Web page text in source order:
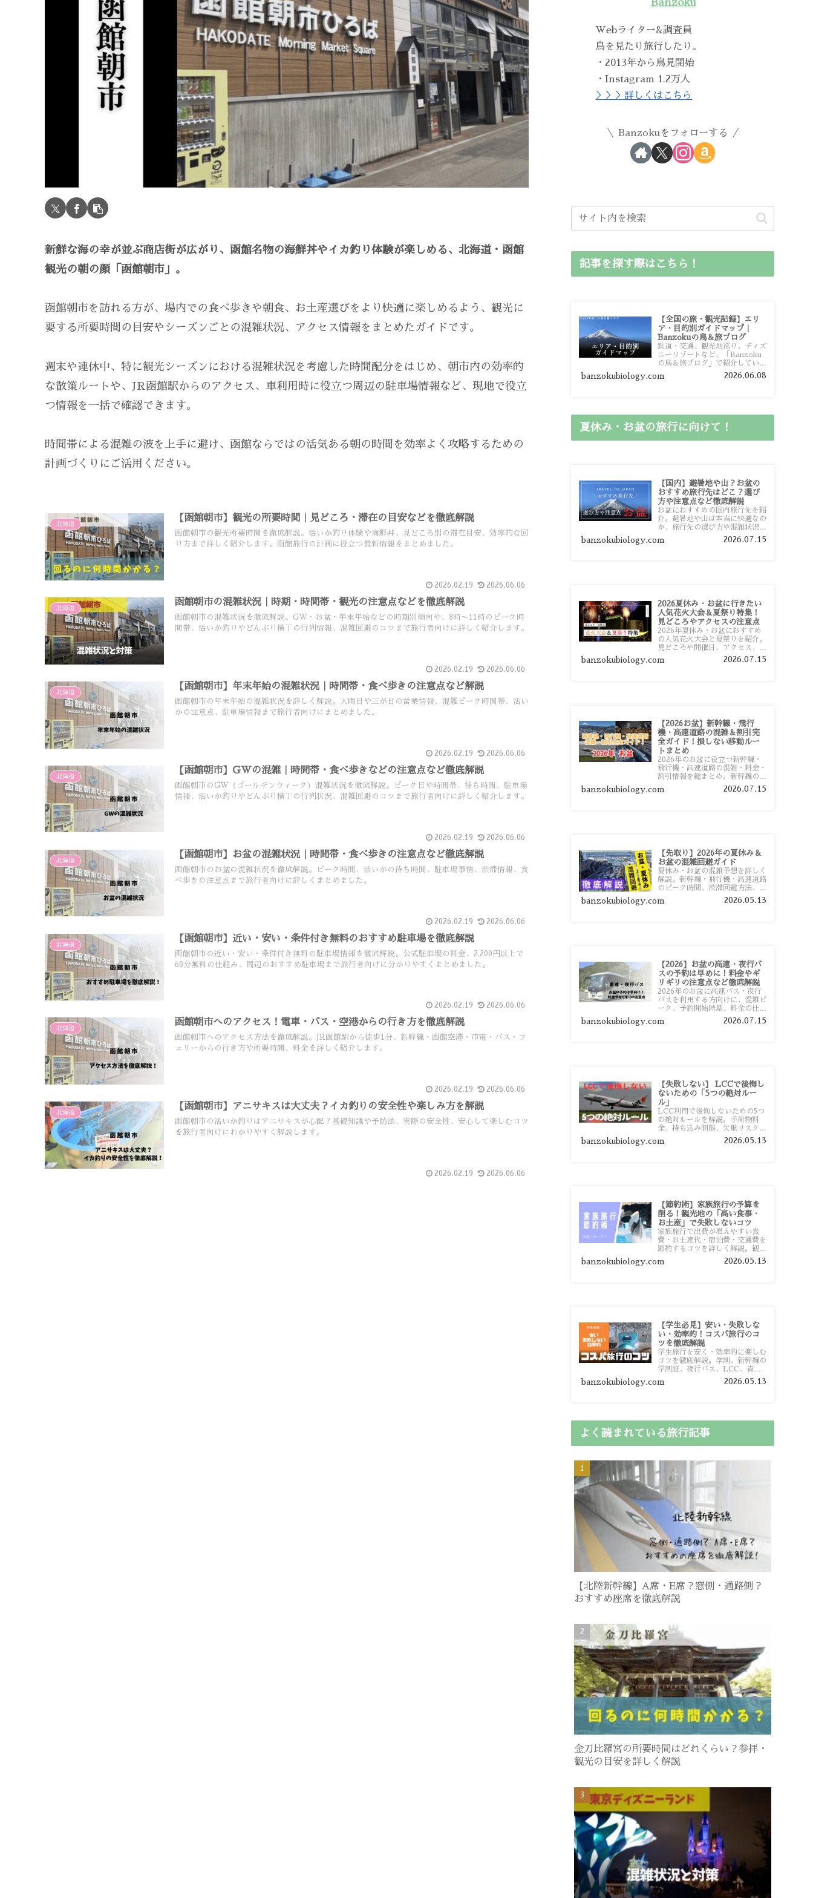
新鮮な海の幸が並ぶ商店街が広がり、函館名物の海鮮丼やイカ釣り体験が楽しめる、北海道・函館
観光の朝の顔「函館朝市」。
函館朝市を訪れる方が、場内での食べ歩きや朝食、お土産選びをより快適に楽しめるよう、観光に
要する所要時間の目安やシーズンごとの混雑状況、アクセス情報をまとめたガイドです。
週末や連休中、特に観光シーズンにおける混雑状況を考慮した時間配分をはじめ、朝市内の効率的
な散策ルートや、JR函館駅からのアクセス、車利用時に役立つ周辺の駐車場情報など、現地で役立
つ情報を一括で確認できます。
時間帯による混雑の波を上手に避け、函館ならではの活気ある朝の時間を効率よく攻略するための
計画づくりにご活用ください。
北海道
【函館朝市】観光の所要時間｜見どころ・滞在の目安などを徹底解説
函館朝市の観光所要時間を徹底解説。活いか釣り体験や海鮮丼、見どころ別の滞在目安、効率的な回
り方まで詳しく紹介します。函館旅行の計画に役立つ最新情報をまとめました。
2026.02.19 2026.06.06
北海道
函館朝市の混雑状況｜時期・時間帯・観光の注意点などを徹底解説
函館朝市の混雑状況を徹底解説。GW・お盆・年末年始などの時期別傾向や、8時〜11時のピーク時
間帯、活いか釣りやどんぶり横丁の行列情報、混雑回避のコツまで旅行者向けに詳しく紹介します。
2026.02.19 2026.06.06
北海道
【函館朝市】年末年始の混雑状況｜時間帯・食べ歩きの注意点など解説
函館朝市の年末年始の混雑状況を詳しく解説。大晦日や三が日の営業情報、混雑ピーク時間帯、活い
かの注意点、駐車場情報まで旅行者向けにまとめました。
2026.02.19 2026.06.06
北海道
【函館朝市】GWの混雑｜時間帯・食べ歩きなどの注意点など徹底解説
函館朝市のGW（ゴールデンウィーク）混雑状況を徹底解説。ピーク日や時間帯、待ち時間、駐車場
情報、活いか釣りやどんぶり横丁の行列状況、混雑回避のコツまで旅行者向けに詳しく紹介します。
2026.02.19 2026.06.06
北海道
【函館朝市】お盆の混雑状況｜時間帯・食べ歩きの注意点など徹底解説
函館朝市のお盆の混雑状況を徹底解説。ピーク時間、活いかの待ち時間、駐車場事情、渋滞情報、食
べ歩きの注意点まで旅行者向けに詳しくまとめました。
2026.02.19 2026.06.06
北海道
【函館朝市】近い・安い・条件付き無料のおすすめ駐車場を徹底解説
函館朝市の近い・安い・条件付き無料の駐車場情報を徹底解説。公式駐車場の料金、2,200円以上で
60分無料の仕組み、周辺のおすすめ駐車場まで旅行者向けに分かりやすくまとめました。
2026.02.19 2026.06.06
北海道
函館朝市へのアクセス！電車・バス・空港からの行き方を徹底解説
函館朝市へのアクセス方法を徹底解説。JR函館駅から徒歩1分、新幹線・函館空港・市電・バス・フ
ェリーからの行き方や所要時間、料金を詳しく紹介します。
2026.02.19 2026.06.06
北海道
【函館朝市】アニサキスは大丈夫？イカ釣りの安全性や楽しみ方を解説
函館朝市の活いか釣りはアニサキスが心配？基礎知識や予防法、実際の安全性、安心して楽しむコツ
を旅行者向けにわかりやすく解説します。
2026.02.19 2026.06.06
Banzoku
Webライター&調査員
鳥を見たり旅行したり。
・2013年から鳥見開始
・Instagram 1.2万人
＞＞＞詳しくはこちら
Banzokuをフォローする
記事を探す際はこちら！
【全国の旅・観光記録】エリ
ア・目的別ガイドマップ｜
Banzokuの鳥＆旅ブログ
鉄道・交通、観光地巡り、ディズ
ニーリゾートなど、「Banzoku
の鳥＆旅ブログ」で紹介している
全国の旅行・観光記録をエリアや
目的別に整理しました。あなたが
banzokubiology.com 2026.06.08
夏休み・お盆の旅行に向けて！
【国内】避暑地や山？お盆の
おすすめ旅行先はどこ？選び
方や注意点など徹底解説
お盆におすすめの国内旅行先を紹
介。避暑地や山は本当に快適なの
か、旅行先の選び方や混雑状況、
注意点、比較的混雑を避けやすい
おすすめスポットまで旅行前に役
banzokubiology.com 2026.07.15
2026夏休み・お盆に行きたい
人気花火大会＆夏祭り特集！
見どころやアクセスの注意点
2026年夏休み・お盆におすすめ
の人気花火大会と夏祭りを紹介。
見どころや開催日、アクセス、混
雑対策、旅行前に知っておきたい
注意点をわかりやすく解説しま
banzokubiology.com 2026.07.15
【2026お盆】新幹線・飛行
機・高速道路の混雑＆割引完
全ガイド！損しない移動ルー
トまとめ
2026年のお盆に役立つ新幹線・
飛行機・高速道路の混雑・料金・
割引情報を総まとめ。新幹線の予
約や最繁忙期料金、飛行機を安く
予約するコツ、高速道路の休日割
banzokubiology.com 2026.07.15
【先取り】2026年の夏休み＆
お盆の混雑回避ガイド
夏休み・お盆の混雑予想を詳しく
解説。新幹線・飛行機・高速道路
のピーク時間、渋滞回避方法、混
雑しやすい観光地、交通手段別の
特徴まで旅行者向けに分かりやす
banzokubiology.com 2026.05.13
【2026】お盆の高速・夜行バ
スの予約は早めに！料金やギ
リギリの注意点など徹底解説
2026年のお盆に高速バス・夜行
バスを利用する方向けに、混雑ピ
ーク、予約開始時期、料金の仕組
み、キャンセル待ちのコツ、直前
予約の注意点まで詳しく解説しま
banzokubiology.com 2026.07.15
【失敗しない】 LCCで後悔し
ないための「5つの絶対ルー
ル」
LCC利用で後悔しないための5つ
の絶対ルールを解説。手荷物料
金、持ち込み制限、欠航リスク、
時間厳守など、格安航空会社を利
用する前に知っておきたい注意点
banzokubiology.com 2026.05.13
【節約術】家族旅行の予算を
削る！観光地の「高い食事・
お土産」で失敗しないコツ
家族旅行で出費が増えやすい食
費・お土産代・宿泊費・交通費を
節約するコツを詳しく解説。観光
地価格を避ける方法や、早割・ス
ーパー活用術、予算管理のポイン
banzokubiology.com 2026.05.13
【学生必見】安い・失敗しな
い・効率的！コスパ旅行のコ
ツを徹底解説
学生旅行を安く・効率的に楽しむ
コツを徹底解説。学割、新幹線の
学割証、夜行バス、LCC、青春
18きっぷ、レンタカー割り勘な
ど、学生向けの節約旅行術を詳し
banzokubiology.com 2026.05.13
よく読まれている旅行記事
【北陸新幹線】A席・E席？窓側・通路側？
おすすめ座席を徹底解説
金刀比羅宮の所要時間はどれくらい？参拝・
観光の目安を詳しく解説